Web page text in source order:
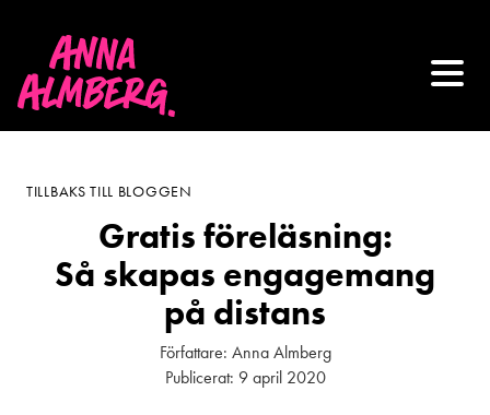
TILLBAKS TILL BLOGGEN
Gratis föreläsning:
Så skapas engagemang
på distans
Författare: Anna Almberg
Publicerat: 9 april 2020